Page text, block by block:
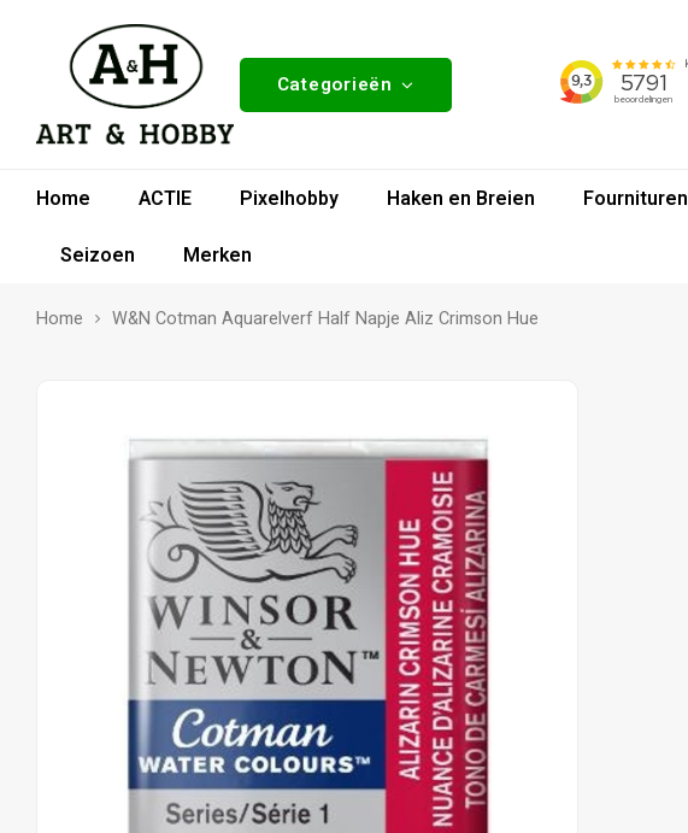
Categorieën
Home ACTIE Pixelhobby Haken en Breien Fournituren
Seizoen
Merken
Home W&N Cotman Aquarelverf Half Napje Aliz Crimson Hue